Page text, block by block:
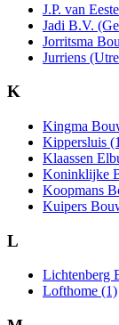
J.P. van
Jadi B.V.
Jorritsma
Jurriens
K
Kingma
Kippersluis
Klaassen
Koninklijke
Koopmans
Kuipers
L
Lichtenberg
Lofthome (1)